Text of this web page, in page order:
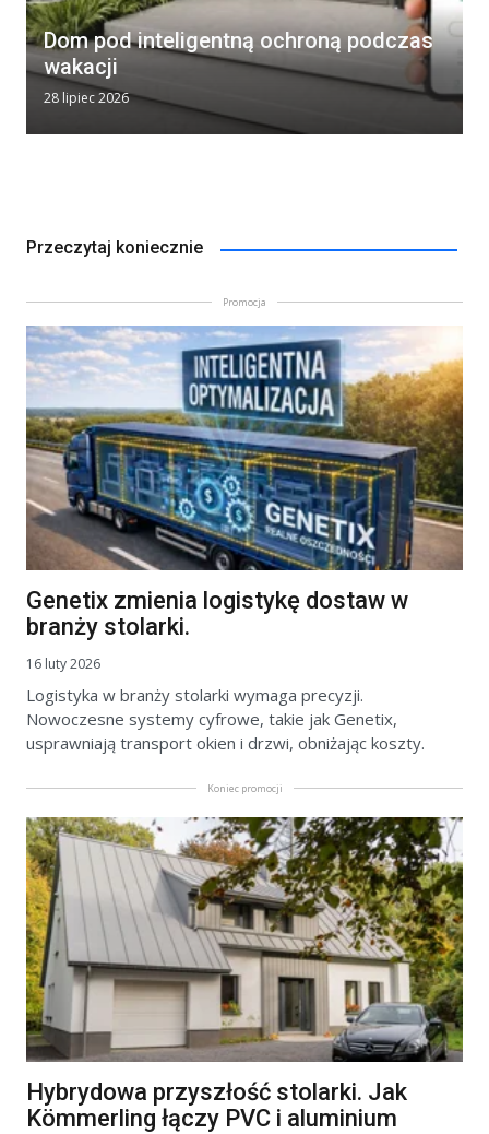
Dom pod inteligentną ochroną podczas
wakacji
28 lipiec 2026
Przeczytaj koniecznie
Promocja
Genetix zmienia logistykę dostaw w
branży stolarki.
16 luty 2026
Logistyka w branży stolarki wymaga precyzji.
Nowoczesne systemy cyfrowe, takie jak Genetix,
usprawniają transport okien i drzwi, obniżając koszty.
Koniec promocji
Hybrydowa przyszłość stolarki. Jak
Kömmerling łączy PVC i aluminium